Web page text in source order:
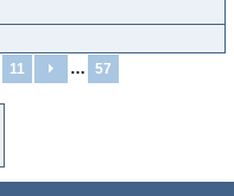
11 … 57